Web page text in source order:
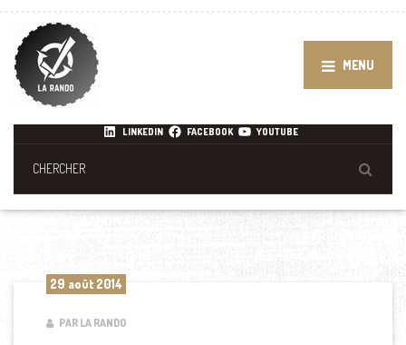
MENU
LINKEDIN FACEBOOK YOUTUBE
29 août 2014
PAR LA RANDO